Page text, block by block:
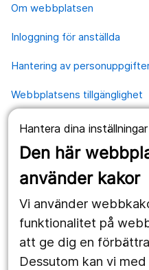
Hantera dina
Den här
använder kakor
Vi använder
funktionalitet på
att ge dig en
Dessutom kan vi
Om webbplatsen
Inloggning för anställda
Hantering av
Webbplatsens tillgänglighet
Våra webbplatser
1177.se
Region Örebro län